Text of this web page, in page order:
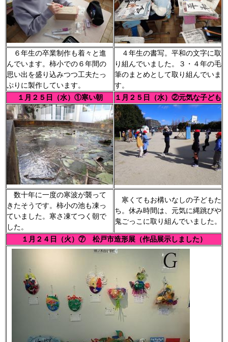
６年生の卒業制作も着々と進
んでいます。柿小での６年間の
思い出を盛り込みつつ工夫たっ
ぷりに製作しています。
４年生の書写。平和の文字に取
り組んでいました。３・４年の毛
筆のまとめとして取り組んでいま
す。
１月２５日（水）①寒い朝
１月２５日（水）②元気な子ども
数十年に一度の寒波が襲って
きたそうです。柿小の池も凍っ
ていました。寒さ凍てつく朝で
した。
寒くてもお構いなしの子どもた
ち。休み時間は、元気に縄跳びや
鬼ごっこに取り組んでいました。
１月２４日（火）⑦ 松戸市造形展（作品展示しました）